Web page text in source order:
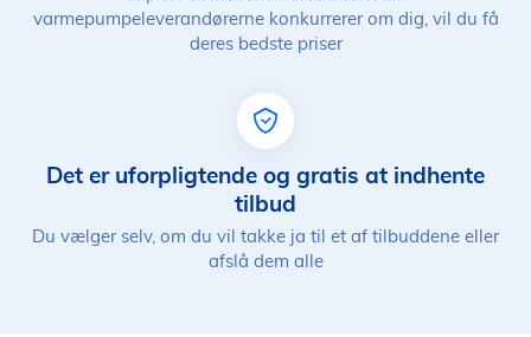
varmepumpeleverandørerne konkurrerer om dig, vil du få
deres bedste priser
Det er uforpligtende og gratis at indhente
tilbud
Du vælger selv, om du vil takke ja til et af tilbuddene eller
afslå dem alle